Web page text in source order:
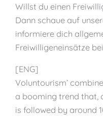
Willst du einen
Dann schaue auf
informiere dich
Freiwilligeneinsätze
[ENG]
Voluntourism’
a booming trend that,
is followed by around